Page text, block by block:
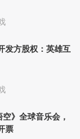
发方股权：英雄互
》全球音乐会，
票